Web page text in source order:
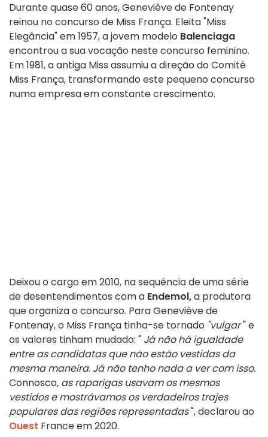
Durante quase 60 anos, Geneviève de Fontenay
reinou no concurso de Miss França. Eleita "Miss
Elegância" em 1957, a jovem modelo Balenciaga
encontrou a sua vocação neste concurso feminino.
Em 1981, a antiga Miss assumiu a direção do Comité
Miss França, transformando este pequeno concurso
numa empresa em constante crescimento.
Deixou o cargo em 2010, na sequência de uma série
de desentendimentos com a Endemol,a produtora
que organiza o concurso. Para Geneviève de
Fontenay, o Miss França tinha-se tornado "vulgar" e
os valores tinham mudado: " Já não há igualdade
entre as candidatas que não estão vestidas da
mesma maneira. Já não tenho nada a ver com isso.
Connosco, as raparigas usavam os mesmos
vestidos e mostrávamos os verdadeiros trajes
populares das regiões representadas", declarou ao
Ouest France em 2020.